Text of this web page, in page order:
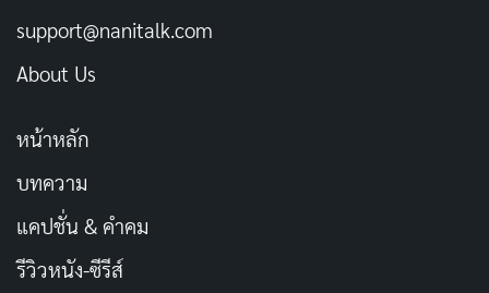
ดินมีสูงถึง 108 ล้านไร่ ต่อปี ปัญหามลพิษ เช่นน้ำเสียพบว่า
มีน้ำที่มีคุณภาพอยู่ในเกณฑ์ที่ต่ำกว่ามาตรฐานถึงร้อยละ 37
จราจรหนาแน่น ปัญหาขยะมูลฝอยจากชุมชนทั้งประเทศมี
มากถึง 37,879 ตันต่อวัน ทั้งยังพบปัญหาของเสียอันตรายที่
เกิดจากการประกอบการอุตสาหกรรมต่าง ๆ อีกมากมาย
หน่วยงานทั้งภาครัฐและเอกชน จึงได้ให้ความสนใจ และ
support@nanitalk.com
About Us
หน้าหลัก
บทความ
แคปชั่น & คำคม
รีวิวหนัง-ซีรีส์